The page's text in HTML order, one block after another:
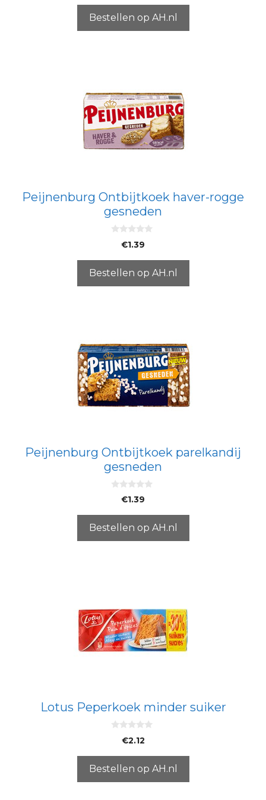
5
Bestellen op AH.nl
Peijnenburg Ontbijtkoek haver-rogge
gesneden
5
€1.39
Bestellen op AH.nl
Peijnenburg Ontbijtkoek parelkandij
gesneden
5
€1.39
Bestellen op AH.nl
Lotus Peperkoek minder suiker
5
€2.12
Bestellen op AH.nl